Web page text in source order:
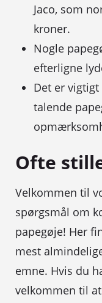
Jaco, som
kroner.
Nogle
efterligne
Det er
talende
Ofte
Velkommen til
spørgsmål om
papegøje! Her
mest
emne. Hvis du
velkommen til